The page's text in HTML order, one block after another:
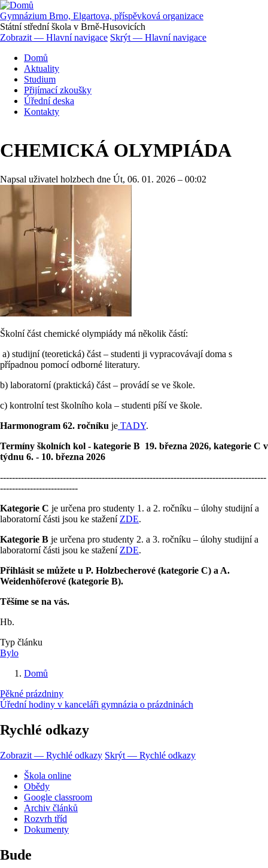
Přejít
k
hlavnímu
obsahu
Gymnázium Brno, Elgartova, příspěvková organizace
Státní střední škola v Brně-Husovicích
Hlavní
navigace
Zobrazit — Hlavní navigace Skrýt — Hlavní navigace
Domů
Aktuality
Studium
Přijímací zkoušky
Úřední deska
Kontakty
CHEMICKÁ OLYMPIÁDA
Napsal uživatel holzbech dne Út, 06. 01. 2026 – 00:02
Školní část chemické olympiády má několik částí:
a) studijní (teoretická) část – studenti ji vypracovávají doma s
případnou pomocí odborné literatury.
b) laboratorní (praktická) část – provádí se ve škole.
c) kontrolní test školního kola – studenti píší ve škole.
Harmonogram 62. ročníku je TADY.
Termíny školních kol - kategorie B 19. března 2026, kategorie C v
týdnu 6. - 10. března 2026
-----------------------------------------------------------------------------------------
--------------------------
Kategorie C je určena pro studenty 1. a 2. ročníku – úlohy studijní a
laboratorní části jsou ke stažení ZDE.
Kategorie B je určena pro studenty 2. a 3. ročníku – úlohy studijní a
laboratorní části jsou ke stažení ZDE.
Přihlásit se můžete u P. Holzbecherové (kategorie C) a A.
Weidenhöferové (kategorie B).
Těšíme se na vás.
Hb.
Typ článku
Bylo
Drobečková
navigace
Domů
Pěkné prázdniny
Úřední hodiny v kanceláři gymnázia o prázdninách
Rychlé odkazy
Zobrazit — Rychlé odkazy Skrýt — Rychlé odkazy
Škola online
Obědy
Google classroom
Archiv článků
Rozvrh tříd
Dokumenty
Bude